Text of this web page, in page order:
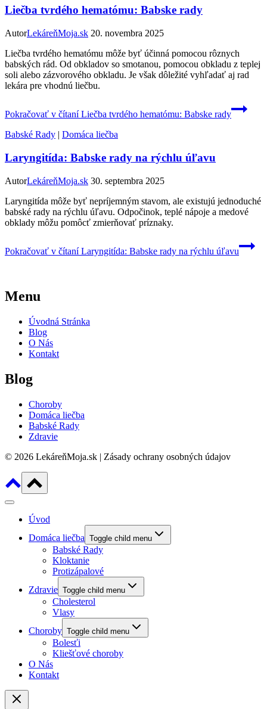
Liečba tvrdého hematómu: Babske rady
AutorLekáreňMoja.sk 20. novembra 2025
Liečba tvrdého hematómu môže byť účinná pomocou rôznych
babských rád. Od obkladov so smotanou, pomocou obkladu z teplej
soli alebo zázvorového obkladu. Je však dôležité vyhľadať aj rad
lekára pre vhodnú liečbu.
Pokračovať v čítaníLiečba tvrdého hematómu: Babske rady
Babské Rady | Domáca liečba
Laryngitída: Babske rady na rýchlu úľavu
AutorLekáreňMoja.sk 30. septembra 2025
Laryngitída môže byť nepríjemným stavom, ale existujú jednoduché
babské rady na rýchlu úľavu. Odpočinok, teplé nápoje a medové
obklady môžu pomôcť zmierňovať príznaky.
Pokračovať v čítaníLaryngitída: Babske rady na rýchlu úľavu
Menu
Úvodná Stránka
Blog
O Nás
Kontakt
Blog
Choroby
Domáca liečba
Babské Rady
Zdravie
© 2026 LekáreňMoja.sk | Zásady ochrany osobných údajov
Úvod
Domáca liečba Toggle child menu
Babské Rady
Kloktanie
Protizápalové
Zdravie Toggle child menu
Cholesterol
Vlasy
Choroby Toggle child menu
Bolesťi
Kliešťové choroby
O Nás
Kontakt